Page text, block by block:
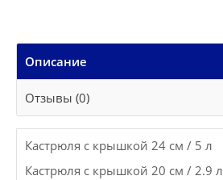
Описание
Отзывы (0)
Кастрюля с крышкой 24 см / 5 л
Кастрюля с крышкой 20 см / 2.9 л